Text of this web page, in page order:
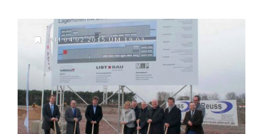
AM 04.02.2015 UM 19:03